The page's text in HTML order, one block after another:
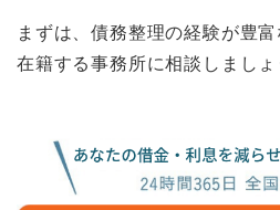
まずは、債務整理の経験が豊
在籍する事務所に相談しましょ